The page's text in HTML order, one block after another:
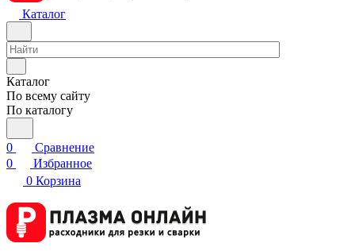
Каталог
Каталог
По всему сайту
По каталогу
0
Сравнение
0
Избранное
0 Корзина